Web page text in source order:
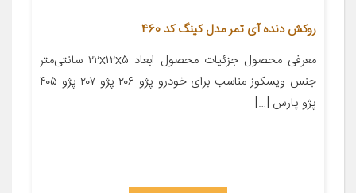
روکش دنده آی تمر مدل کینگ کد 460
معرفی محصول جزئیات محصول ابعاد ۲۲x۱۲x۵ سانتی‌متر
جنس ویسکوز مناسب برای خودرو پژو ۲۰۶ پژو ۲۰۷ پژو ۴۰۵
پژو پارس […]